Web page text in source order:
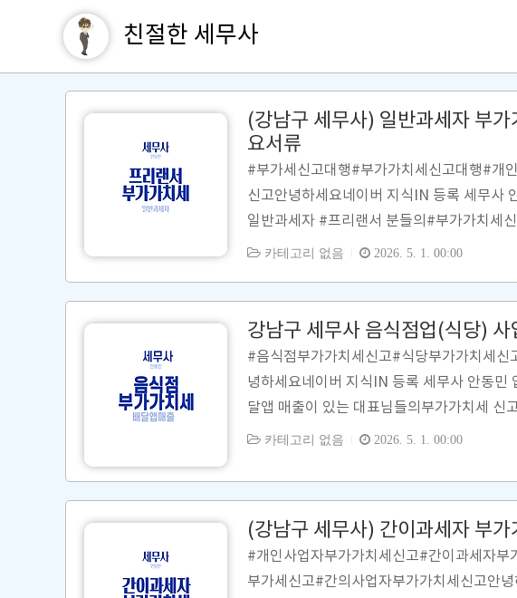
친절한 세무사
(강남구 세무사) 일반과세자 부
요서류
#부가세신고대행#부가가치세신고대행#개
신고안녕하세요네이버 지식IN 등록 세무사
일반과세자 #프리랜서 분들의#부가가치세
빙 과소수취종합소득세 절세신고건강보험
하고연 2회예정고지세액을 내야 합니다.[
자)의프리랜서 분들의 부가가치세 신고일정
세액(환급세액) = 매출세액(공급가액 X
가 나오면환급세액이발생합니다.[ 부..
카테고리 없음 2026. 5. 1. 00:00
강남구 세무사 음식점업(식당)
#음식점부가가치세신고#식당부가가치세
녕하세요네이버 지식IN 등록 세무사 안동민
달앱 매출이 있는 대표님들의부가가치세 신
앱 매출 비중이 높아졌습니다.배달앱 매출
신고하는 것 또한 중요 합니다.아래의 배달
출 조회배민 사장님 과장 > 배민 셀프서비스
카테고리 없음 2026. 5. 1. 00:00
(강남구 세무사) 간이과세자 부
#개인사업자부가가치세신고#간이과세자
부가세신고#간의사업자부가가치세신고​​​​​​​​​​​​​​​​​​​​​​​​​​안